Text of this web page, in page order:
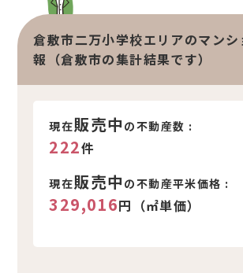
不動産を探す
物件検索
お気に入り不動産を見る
倉敷市二万小学校エリアのマン
報（倉敷市の集計結果です）
現在販売中 の不動産数 :
222件
現在販売中 の不動産平米価格 :
329,016円（㎡単価）